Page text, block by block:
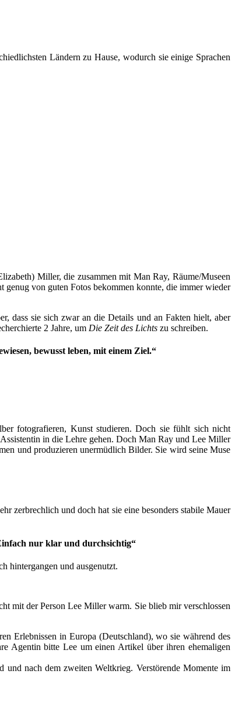
Ländern zu Hause, wodurch sie einige Sprachen
Miller, die zusammen mit Man Ray, Räume/Museen
von guten Fotos bekommen konnte, die immer wieder
dass sie sich zwar an die Details und an Fakten hielt, aber
2 Jahre, um Die Zeit des Lichts zu schreiben.
bewusst leben, mit einem Ziel.“
fotografieren, Kunst studieren. Doch sie fühlt sich nicht
in die Lehre gehen. Doch Man Ray und Lee Miller
und produzieren unermüdlich Bilder. Sie wird seine Muse
zerbrechlich und doch hat sie eine besonders stabile Mauer
nur klar und durchsichtig“
hintergangen und ausgenutzt.
mit der Person Lee Miller warm. Sie blieb mir verschlossen
Erlebnissen in Europa (Deutschland), wo sie während des
Agentin bitte Lee um einen Artikel über ihren ehemaligen
nach dem zweiten Weltkrieg. Verstörende Momente im